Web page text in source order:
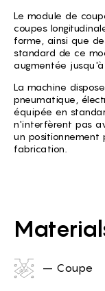
Le module de
coupes
forme, ainsi que
standard de ce
augmentée
La machine
pneumatique,
équipée en
n'interfèrent pas
un positionnement
fabrication.
– Coupe